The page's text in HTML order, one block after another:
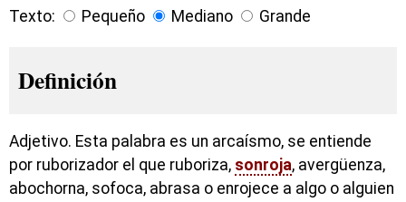
Texto: Pequeño Mediano Grande
Definición
Adjetivo. Esta palabra es un arcaísmo, se entiende
por ruborizador el que ruboriza, sonroja, avergüenza,
abochorna, sofoca, abrasa o enrojece a algo o alguien